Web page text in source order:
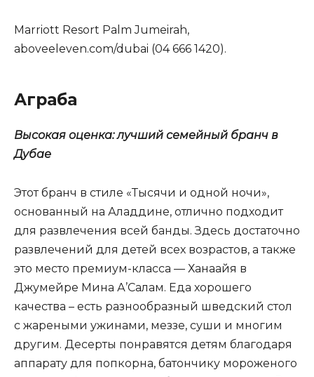
Marriott Resort Palm Jumeirah,
aboveeleven.com/dubai (04 666 1420).
Аграба
Высокая оценка: лучший семейный бранч в
Дубае
Этот бранч в стиле «Тысячи и одной ночи»,
основанный на Аладдине, отлично подходит
для развлечения всей банды. Здесь достаточно
развлечений для детей всех возрастов, а также
это место премиум-класса — Ханаайя в
Джумейре Мина А’Салам. Еда хорошего
качества – есть разнообразный шведский стол
с жареными ужинами, меззе, суши и многим
другим. Десерты понравятся детям благодаря
аппарату для попкорна, батончику мороженого